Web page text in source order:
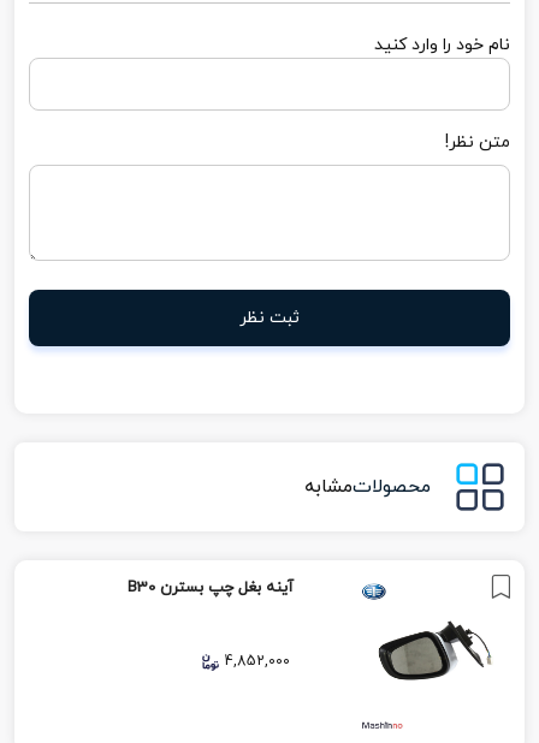
نام خود را وارد کنید
متن نظر!
ثبت نظر
محصولاتمشابه
آینه بغل چپ بسترن B30
4,852,000